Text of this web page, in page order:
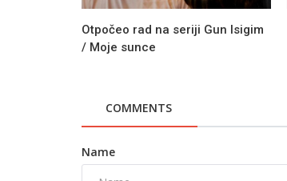
Otpočeo rad na seriji Gun Isigim
/ Moje sunce
COMMENTS
Name